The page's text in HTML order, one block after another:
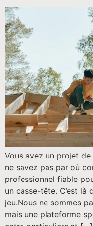
Vous avez un projet
ne savez pas par où
professionnel fiable
un casse-tête. C’est là
jeu.Nous ne sommes
mais une plateforme